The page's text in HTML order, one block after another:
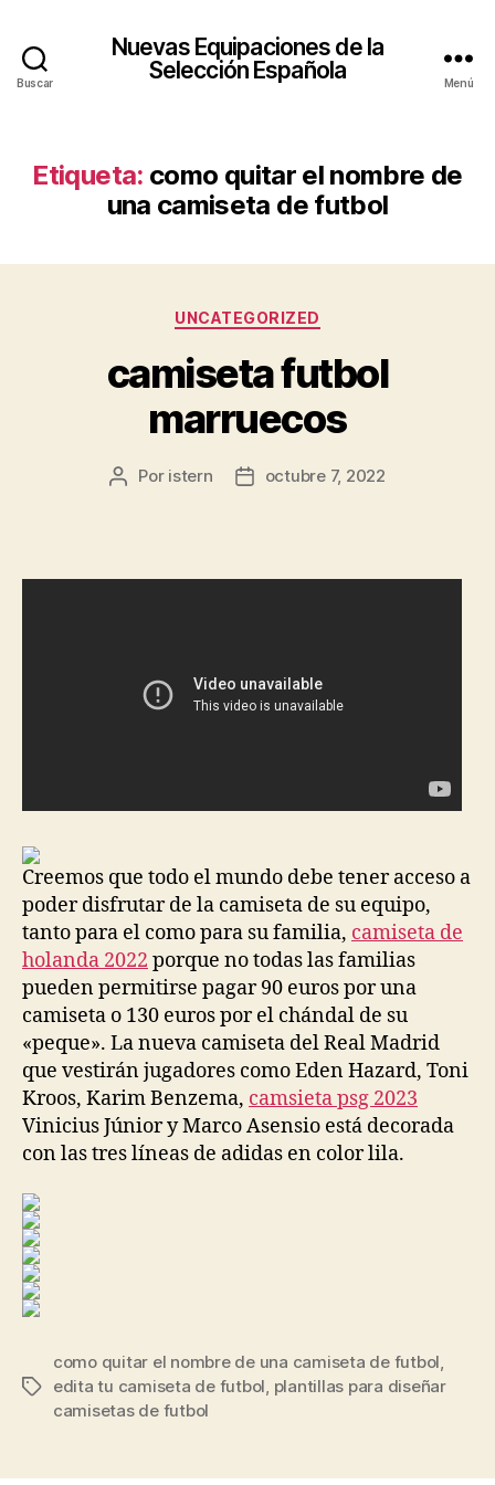
Buscar
Nuevas Equipaciones de la
Selección Española
Menú
Etiqueta: como quitar el nombre de
una camiseta de futbol
Categorías
UNCATEGORIZED
camiseta futbol
marruecos
Autor
Por istern
Fechaoctubre 7, 2022
Creemos que todo el mundo debe tener acceso a
poder disfrutar de la camiseta de su equipo,
tanto para el como para su familia, camiseta de
holanda 2022 porque no todas las familias
pueden permitirse pagar 90 euros por una
camiseta o 130 euros por el chándal de su
«peque». La nueva camiseta del Real Madrid
que vestirán jugadores como Eden Hazard, Toni
Kroos, Karim Benzema, camsieta psg 2023
Vinicius Júnior y Marco Asensio está decorada
con las tres líneas de adidas en color lila.
Etiquetas
como quitar el nombre de una camiseta de futbol
edita tu camiseta de futbol plantillas para diseñar
camisetas de futbol